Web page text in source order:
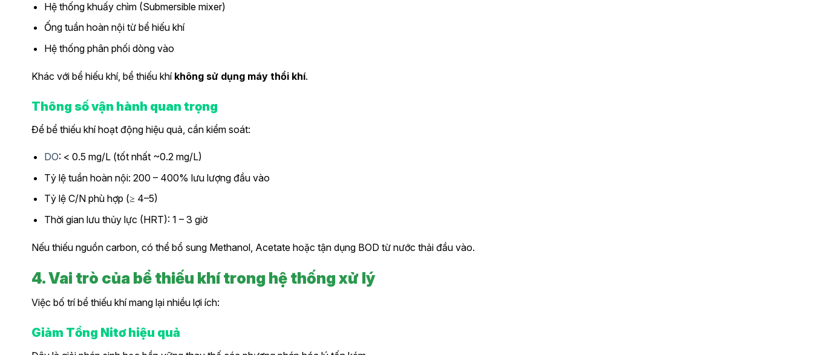
Hệ thống khuấy chìm (Submersible mixer)
Ống tuần hoàn nội từ bể hiếu khí
Hệ thống phân phối dòng vào
Khác với bể hiếu khí, bể thiếu khí không sử dụng máy thổi khí.
Thông số vận hành quan trọng
Để bể thiếu khí hoạt động hiệu quả, cần kiểm soát:
DO: < 0.5 mg/L (tốt nhất ~0.2 mg/L)
Tỷ lệ tuần hoàn nội: 200 – 400% lưu lượng đầu vào
Tỷ lệ C/N phù hợp (≥ 4–5)
Thời gian lưu thủy lực (HRT): 1 – 3 giờ
Nếu thiếu nguồn carbon, có thể bổ sung Methanol, Acetate hoặc tận dụng BOD từ nước thải đầu vào.
4. Vai trò của bể thiếu khí trong hệ thống xử lý
Việc bố trí bể thiếu khí mang lại nhiều lợi ích:
Giảm Tổng Nitơ hiệu quả